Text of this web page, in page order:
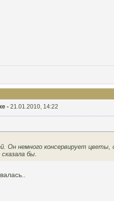
- 21.01.2010, 14:22
Он немного консервирует
бы.